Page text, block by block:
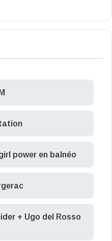
power en balnéo
+ Ugo del Rosso